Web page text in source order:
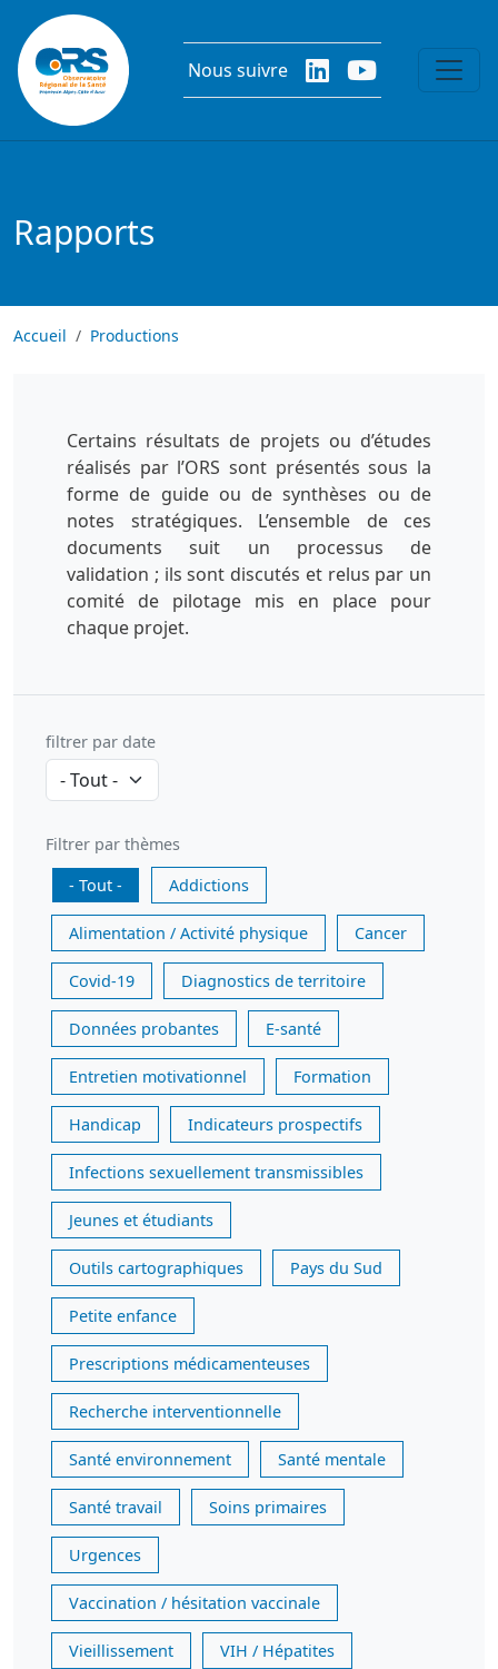
Aller au contenu principal
Nous suivre
Rapports
Accueil Productions
Certains résultats de projets ou d’études
réalisés par l’ORS sont présentés sous la
forme de guide ou de synthèses ou de
notes stratégiques. L’ensemble de ces
documents suit un processus de
validation ; ils sont discutés et relus par un
comité de pilotage mis en place pour
chaque projet.
filtrer par date
Filtrer par thèmes
- Tout -
Addictions
Alimentation / Activité physique Cancer
Covid-19 Diagnostics de territoire
Données probantes E-santé
Entretien motivationnel Formation
Handicap Indicateurs prospectifs
Infections sexuellement transmissibles
Jeunes et étudiants
Outils cartographiques Pays du Sud
Petite enfance
Prescriptions médicamenteuses
Recherche interventionnelle
Santé environnement Santé mentale
Santé travail Soins primaires
Urgences
Vaccination / hésitation vaccinale
Vieillissement VIH / Hépatites